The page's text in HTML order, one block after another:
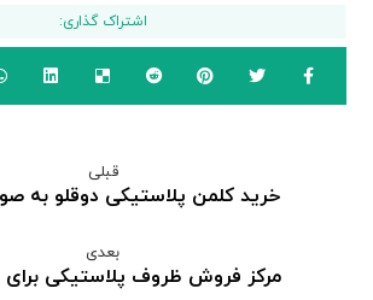
قبلی
خرید کلمن پلاستیکی دوقلو به
بعدی
مرکز فروش ظروف پلاستیکی برای